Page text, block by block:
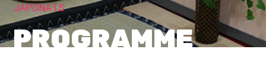
JAPONAIS
PROGRAMME